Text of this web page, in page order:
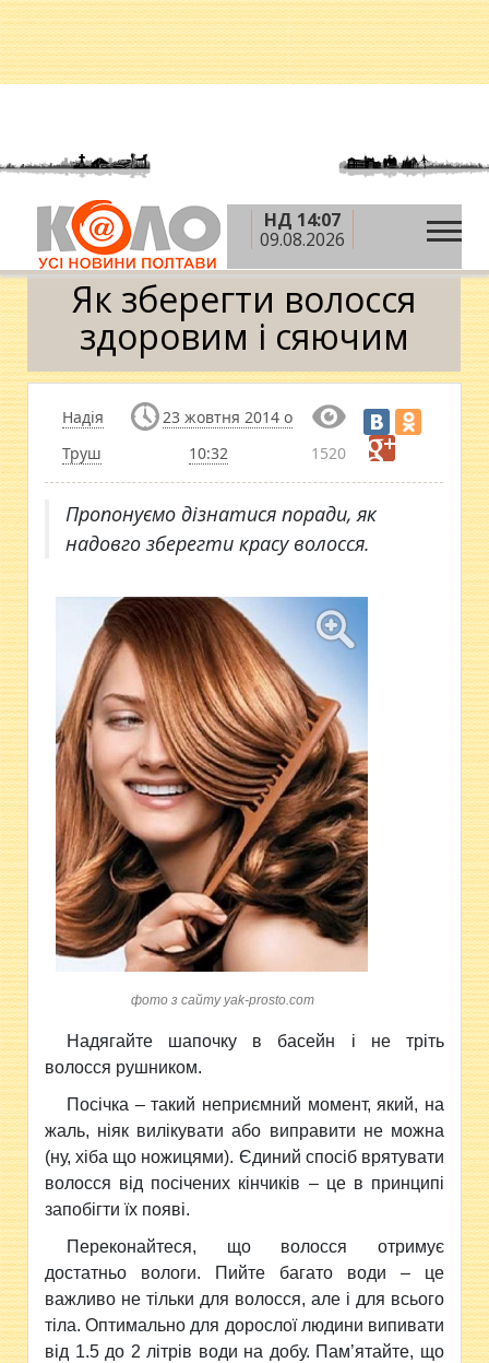
НД 14:07
09.08.2026
Головна » Теми » Як зберегти волосся здоровим і
сяючим
Як зберегти волосся
здоровим і сяючим
Надія
Труш
23 жовтня 2014 о
10:32
1520
Пропонуємо дізнатися поради, як
надовго зберегти красу волосся.
фото з сайту yak-prosto.com
Надягайте шапочку в басейн і не тріть
волосся рушником.
Посічка – такий неприємний момент, який, на
жаль, ніяк вилікувати або виправити не можна
(ну, хіба що ножицями). Єдиний спосіб врятувати
волосся від посічених кінчиків – це в принципі
запобігти їх появі.
Переконайтеся, що волосся отримує
достатньо вологи. Пийте багато води – це
важливо не тільки для волосся, але і для всього
тіла. Оптимально для дорослої людини випивати
від 1.5 до 2 літрів води на добу. Пам’ятайте, що